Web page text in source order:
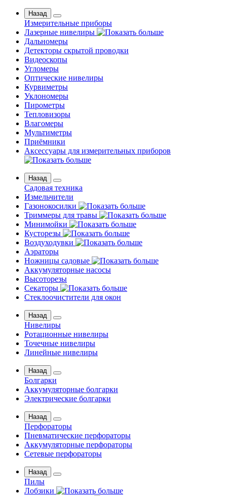
Назад
Измерительные приборы
Лазерные нивелиры
Дальномеры
Детекторы скрытой проводки
Видеоскопы
Угломеры
Оптические нивелиры
Курвиметры
Уклономеры
Пирометры
Тепловизоры
Влагомеры
Мультиметры
Приёмники
Аксессуары для измерительных приборов
Назад
Садовая техника
Измельчители
Газонокосилки
Триммеры для травы
Минимойки
Кусторезы
Воздуходувки
Аэраторы
Ножницы садовые
Аккумуляторные насосы
Высоторезы
Секаторы
Стеклоочистители для окон
Назад
Нивелиры
Ротационные нивелиры
Точечные нивелиры
Линейные нивелиры
Назад
Болгарки
Аккумуляторные болгарки
Электрические болгарки
Назад
Перфораторы
Пневматические перфораторы
Аккумуляторные перфораторы
Сетевые перфораторы
Назад
Пилы
Лобзики